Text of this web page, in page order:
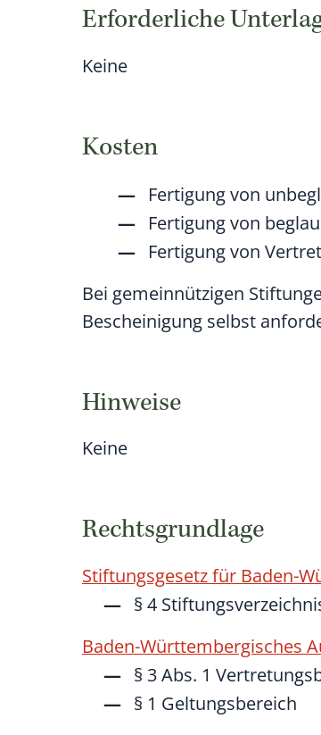
Erforderliche
Keine
Kosten
Fertigung von
Fertigung von
Fertigung von
Bei gemeinnützigen
Bescheinigung selbst
Hinweise
Keine
Rechtsgrundlage
Stiftungsgesetz für Baden-
§ 4
Baden-Württembergisches
§ 3 Abs. 1
§ 1 Geltungsbereich